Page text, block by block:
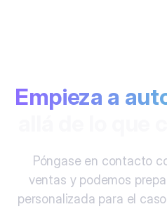
Empieza a
Póngase en contacto
ventas y podemos
personalizada para el